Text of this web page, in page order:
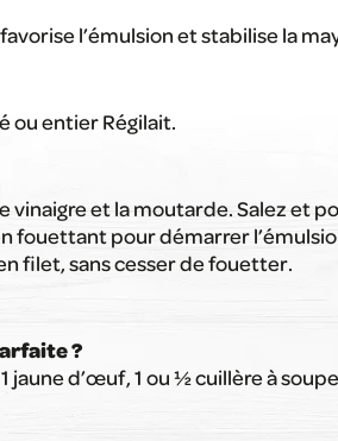
l’émulsion et stabilise la
ou entier Régilait.
vinaigre et la moutarde. Salez et
fouettant pour démarrer
filet, sans cesser de fouetter.
?
jaune d’œuf, 1 ou ½ cuillère à